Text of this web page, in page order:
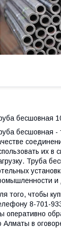
бесшовная
бесшовная -
их в
Труба
и
того, чтобы
8-701-
оперативно
Алматы в